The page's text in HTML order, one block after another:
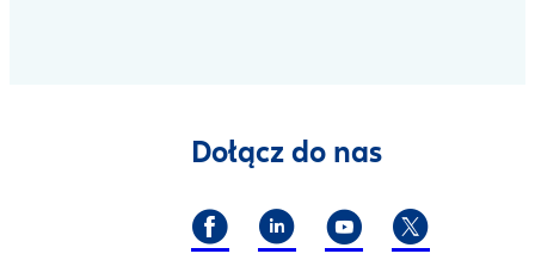
Dołącz do nas